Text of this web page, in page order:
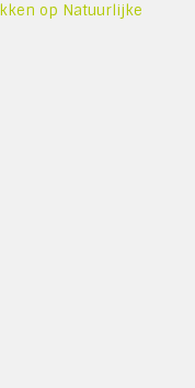
op Natuurlijke